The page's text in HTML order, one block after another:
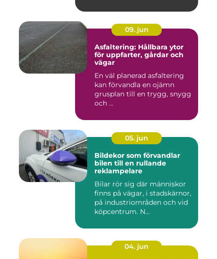
09. jun
Asfaltering: Hållbara ytor
för uppfarter, gårdar och
vägar
En väl planerad asfaltering
kan förvandla en ojämn
grusplan till en trygg, snygg
och ...
05. jun
Bildekor som förvandlar
bilen till en rullande
reklampelare
Bilar rör sig där människor
finns på vägar, i stadskärnor,
på industriområden och vid
köpcentrum. N...
04. jun